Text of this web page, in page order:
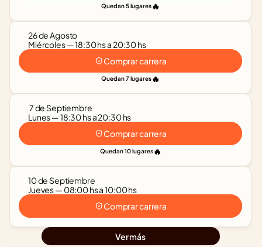
Quedan 5 lugares🔥
26 de Agosto
Miércoles — 18:30 hs a 20:30 hs
Quedan 7 lugares🔥
Comprar carrera
7 de Septiembre
Lunes — 18:30 hs a 20:30 hs
Quedan 10 lugares🔥
Comprar carrera
10 de Septiembre
Jueves — 08:00 hs a 10:00 hs
Comprar carrera
Ver más